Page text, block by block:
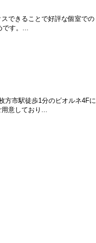
できることで好評な個室での
です。...
方市駅徒歩1分のビオルネ4Fに
意しており...